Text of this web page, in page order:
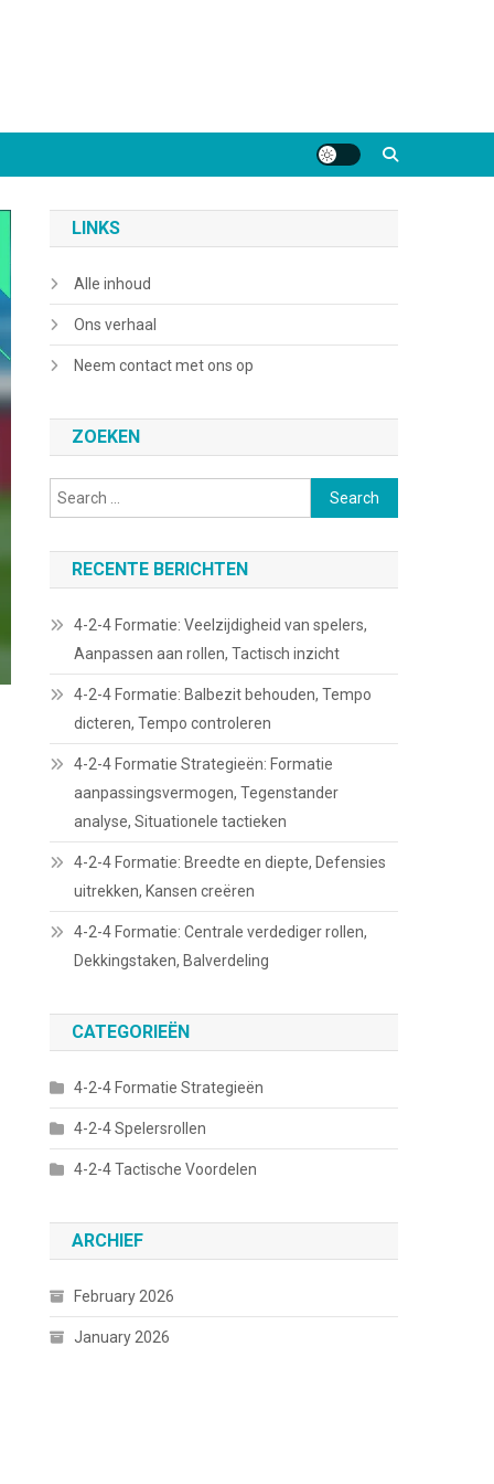
LINKS
Alle inhoud
Ons verhaal
Neem contact met ons op
ZOEKEN
Search
for:
RECENTE BERICHTEN
4-2-4 Formatie: Veelzijdigheid van spelers,
Aanpassen aan rollen, Tactisch inzicht
4-2-4 Formatie: Balbezit behouden, Tempo
dicteren, Tempo controleren
4-2-4 Formatie Strategieën: Formatie
aanpassingsvermogen, Tegenstander
analyse, Situationele tactieken
4-2-4 Formatie: Breedte en diepte, Defensies
uitrekken, Kansen creëren
4-2-4 Formatie: Centrale verdediger rollen,
Dekkingstaken, Balverdeling
CATEGORIEËN
4-2-4 Formatie Strategieën
4-2-4 Spelersrollen
4-2-4 Tactische Voordelen
ARCHIEF
February 2026
January 2026